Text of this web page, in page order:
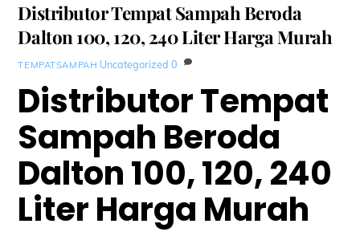
Distributor Tempat Sampah Beroda
Dalton 100, 120, 240 Liter Harga Murah
TEMPATSAMPAH Uncategorized 0
Distributor Tempat
Sampah Beroda
Dalton 100, 120, 240
Liter Harga Murah